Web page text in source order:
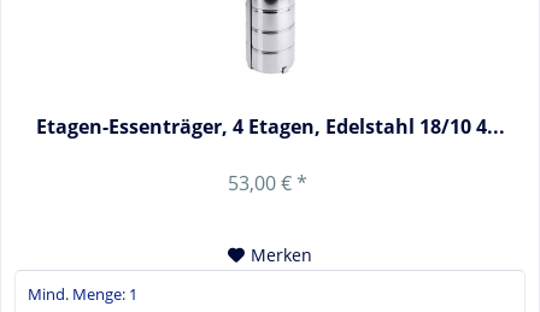
Etagen-Essenträger, 4 Etagen, Edelstahl 18/10 4...
53,00 € *
Merken